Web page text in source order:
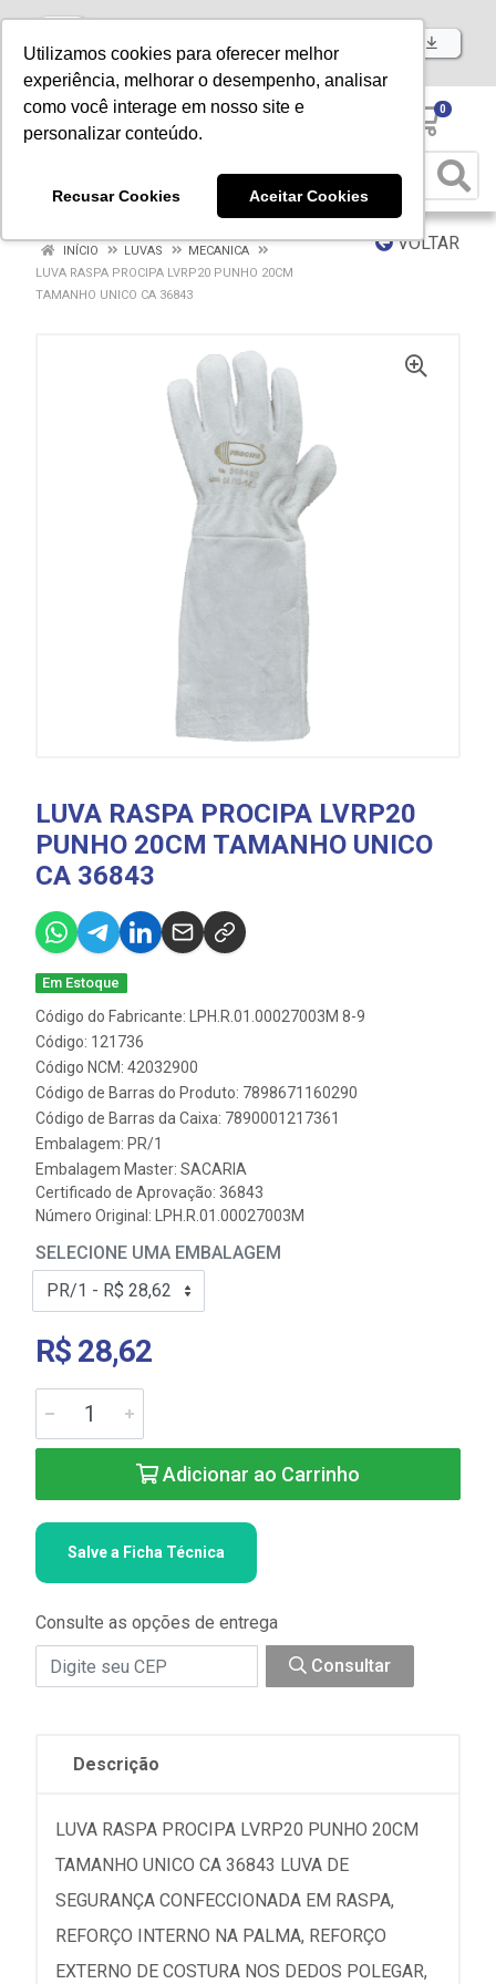
Utilizamos cookies para oferecer melhor
experiência, melhorar o desempenho, analisar
como você interage em nosso site e
personalizar conteúdo.
Recusar Cookies Aceitar Cookies
Baixe já nosso APP
0
VOLTAR
INÍCIO LUVAS
MECANICA
LUVA RASPA PROCIPA LVRP20 PUNHO 20CM
TAMANHO UNICO CA 36843
LUVA RASPA PROCIPA LVRP20
PUNHO 20CM TAMANHO UNICO
CA 36843
Em Estoque
Código do Fabricante: LPH.R.01.00027003M 8-9
Código: 121736
Código NCM: 42032900
Código de Barras do Produto: 7898671160290
Código de Barras da Caixa: 7890001217361
Embalagem: PR/1
Embalagem Master: SACARIA
Certificado de Aprovação: 36843
Número Original: LPH.R.01.00027003M
SELECIONE UMA EMBALAGEM
R$ 28,62
Adicionar ao Carrinho
Salve a Ficha Técnica
Consulte as opções de entrega
Consultar
Descrição
LUVA RASPA PROCIPA LVRP20 PUNHO 20CM
TAMANHO UNICO CA 36843 LUVA DE
SEGURANÇA CONFECCIONADA EM RASPA,
REFORÇO INTERNO NA PALMA, REFORÇO
EXTERNO DE COSTURA NOS DEDOS POLEGAR,